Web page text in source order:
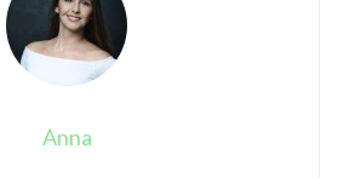
Anna